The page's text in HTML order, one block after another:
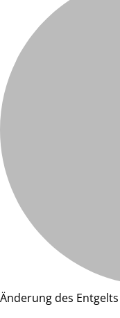
Änderung des